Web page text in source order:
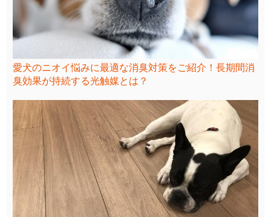
愛犬のニオイ悩みに最適な消臭対策をご紹介！長期間消
臭効果が持続する光触媒とは？